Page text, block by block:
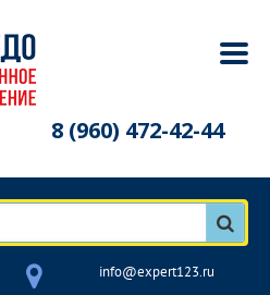
8 (960) 472-42-44
info@expert123.ru